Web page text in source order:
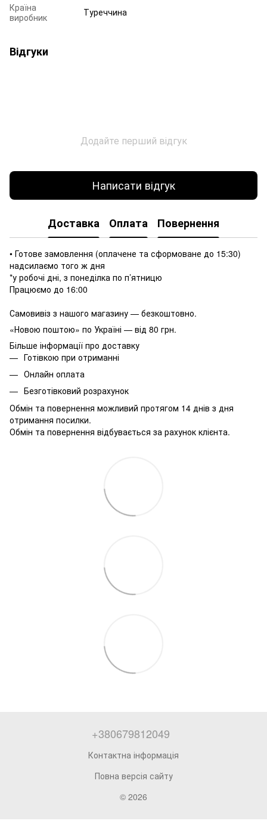
Країна
виробник
Туреччина
Відгуки
Додайте перший відгук
Написати відгук
Доставка Оплата Повернення
• Готове замовлення (оплачене та сформоване до 15:30)
надсилаємо того ж дня
*у робочі дні, з понеділка по п’ятницю
Працюємо до 16:00
Самовивіз з нашого магазину — безкоштовно.
«Новою поштою» по Україні — від 80 грн.
Більше інформації про доставку
Готівкою при отриманні
Онлайн оплата
Безготівковий розрахунок
Обмін та повернення можливий протягом 14 днів з дня
отримання посилки.
Обмін та повернення відбувається за рахунок клієнта.
+380679812049
Контактна інформація
Повна версія сайту
© 2026